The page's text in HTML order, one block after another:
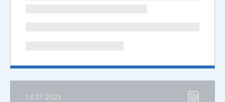
13.07.2022